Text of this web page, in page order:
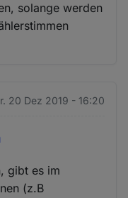
solange werden
20 Dez 2019 - 16:20
gibt es im
(z.B